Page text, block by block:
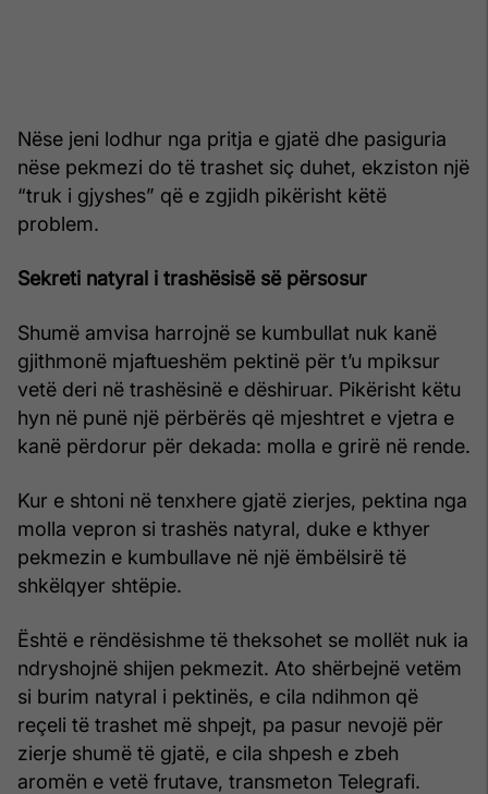
Nëse jeni lodhur nga pritja e gjatë dhe pasiguria
nëse pekmezi do të trashet siç duhet, ekziston një
“truk i gjyshes” që e zgjidh pikërisht këtë
problem.
Sekreti natyral i trashësisë së përsosur
Shumë amvisa harrojnë se kumbullat nuk kanë
gjithmonë mjaftueshëm pektinë për t’u mpiksur
vetë deri në trashësinë e dëshiruar. Pikërisht këtu
hyn në punë një përbërës që mjeshtret e vjetra e
kanë përdorur për dekada: molla e grirë në rende.
Kur e shtoni në tenxhere gjatë zierjes, pektina nga
molla vepron si trashës natyral, duke e kthyer
pekmezin e kumbullave në një ëmbëlsirë të
shkëlqyer shtëpie.
Është e rëndësishme të theksohet se mollët nuk ia
ndryshojnë shijen pekmezit. Ato shërbejnë vetëm
si burim natyral i pektinës, e cila ndihmon që
reçeli të trashet më shpejt, pa pasur nevojë për
zierje shumë të gjatë, e cila shpesh e zbeh
aromën e vetë frutave, transmeton Telegrafi.